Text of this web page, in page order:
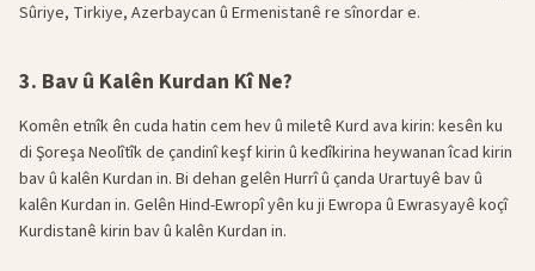
Sûriye, Tirkiye, Azerbaycan û Ermenistanê re sînordar e.
3. Bav û Kalên Kurdan Kî Ne?
Komên etnîk ên cuda hatin cem hev û miletê Kurd ava kirin: kesên ku
di Şoreşa Neolîtîk de çandinî keşf kirin û kedîkirina heywanan îcad kirin
bav û kalên Kurdan in. Bi dehan gelên Hurrî û çanda Urartuyê bav û
kalên Kurdan in. Gelên Hind-Ewropî yên ku ji Ewropa û Ewrasyayê koçî
Kurdistanê kirin bav û kalên Kurdan in.